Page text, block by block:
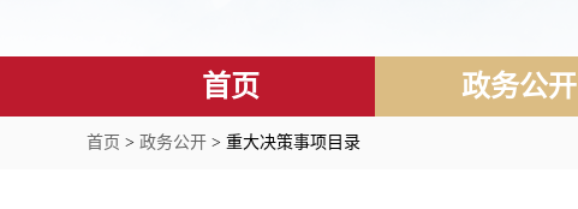
首页 政务公开
首页 > 政务公开 > 重大决策事项目录